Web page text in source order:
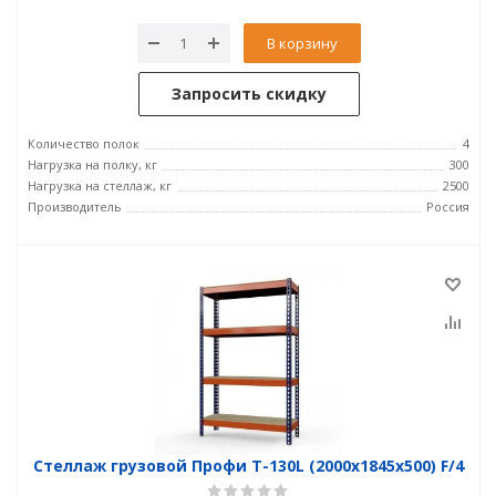
В корзину
Запросить скидку
Количество полок
4
Нагрузка на полку, кг
300
Нагрузка на стеллаж, кг
2500
Производитель
Россия
Стеллаж грузовой Профи Т-130L (2000x1845x500) F/4